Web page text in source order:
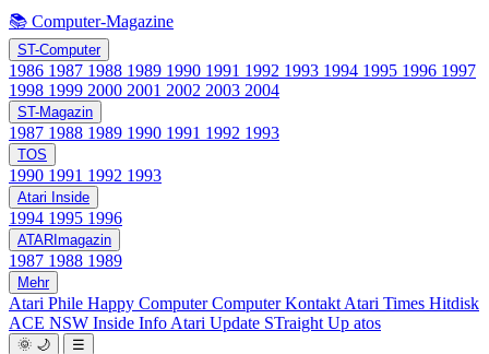
📚 Computer-Magazine
ST-Computer
1986 1987 1988 1989 1990 1991 1992 1993 1994 1995 1996 1997
1998 1999 2000 2001 2002 2003 2004
ST-Magazin
1987 1988 1989 1990 1991 1992 1993
TOS
1990 1991 1992 1993
Atari Inside
1994 1995 1996
ATARImagazin
1987 1988 1989
Mehr
Atari Phile Happy ComputerComputer Kontakt Atari Times Hitdisk
ACE NSW Inside Info Atari Update STraight Up atos
🌞 🌙
☰